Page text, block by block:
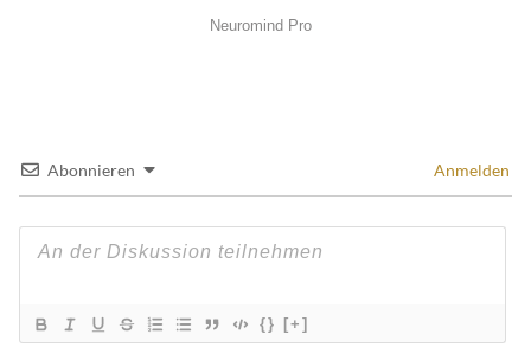
Abonnieren Anmelden
{} [+]